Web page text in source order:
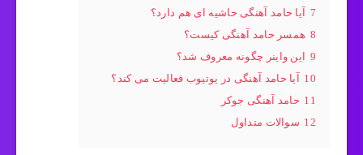
7
آیا حامد آهنگی حاشیه ای هم دارد؟
8 همسر حامد آهنگی کیست؟
9
این واینر چگونه معروف شد؟
10
آیا حامد آهنگی در یوتیوب فعالیت می کند؟
11 حامد آهنگی جوکر
12 سوالات متداول